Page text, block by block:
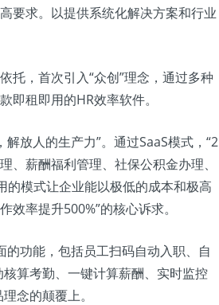
要求。以提供系统化解决方案和行业
托，首次引入“众创”理念，通过多种
即租即用的HR效率软件。
放人的生产力”。通过SaaS模式，“2
、薪酬福利管理、社保公积金办理、
模式让企业能以极低的成本和极高
率提升500%”的核心诉求。
功能，包括员工扫码自动入职、自
算考勤、一键计算薪酬、实时监控
念的颠覆上。